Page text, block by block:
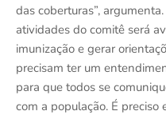
das coberturas”,
atividades do comitê será
imunização e gerar
precisam ter um
para que todos se
com a população. É